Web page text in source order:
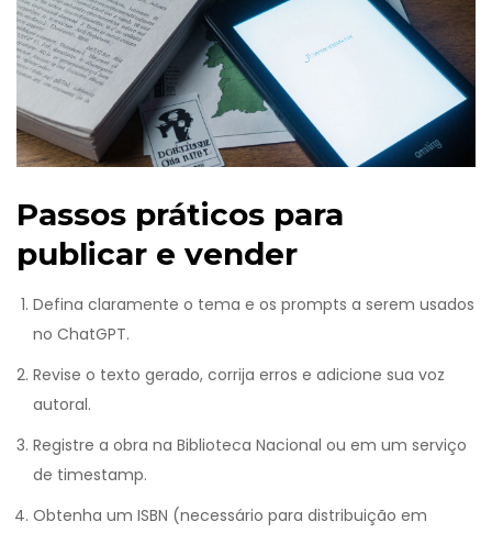
Passos práticos para
publicar e vender
Defina claramente o tema e os prompts a serem usados
no ChatGPT.
Revise o texto gerado, corrija erros e adicione sua voz
autoral.
Registre a obra na Biblioteca Nacional ou em um serviço
de timestamp.
Obtenha um ISBN (necessário para distribuição em